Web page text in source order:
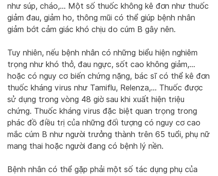
như súp, cháo,… Một số thuốc không kê đơn như thuốc
giảm đau, giảm ho, thông mũi có thể giúp bệnh nhân
giảm bớt cảm giác khó chịu do cúm B gây nên.
Tuy nhiên, nếu bệnh nhân có những biểu hiện nghiêm
trọng như khó thở, đau ngực, sốt cao không giảm,…
hoặc có nguy cơ biến chứng nặng, bác sĩ có thể kê đơn
thuốc kháng virus như Tamiflu, Relenza,… Thuốc được
sử dụng trong vòng 48 giờ sau khi xuất hiện triệu
chứng. Thuốc kháng virus đặc biệt quan trọng trong
phác đồ điều trị của những đối tượng có nguy cơ cao
mắc cúm B như người trưởng thành trên 65 tuổi, phụ nữ
mang thai hoặc người đang có bệnh lý nền.
Bệnh nhân có thể gặp phải một số tác dụng phụ của